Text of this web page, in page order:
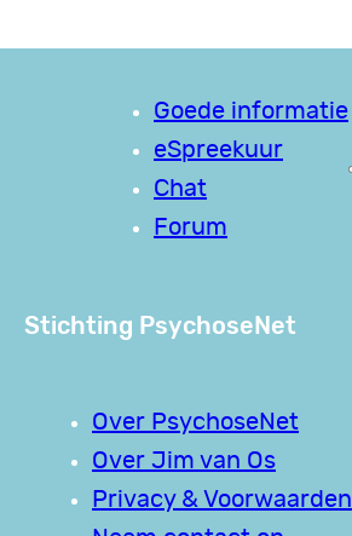
Goede informatie
eSpreekuur
Chat
Forum
Stichting PsychoseNet
Over PsychoseNet
Over Jim van Os
Privacy & Voorwaarden